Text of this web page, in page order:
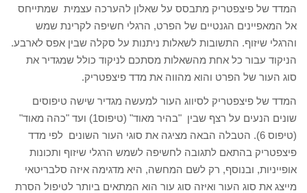
המדד של פיצפטריק מתבסס על שאלון להערכה עצמית שמתייחס
אל המאפיינים הגנטיים של הפרט, הרגלי חשיפה לקרינת שמש
והרגלי שיזוף. התשובות לשאלות ניתנות על סקלה שבין אפס לארבע.
הניקוד עבור כל אחת מהשאלות מסתכם לניקוד כולל שמגדיר את
סוג העור של הפרט והוא מהווה את מדד פיצפטריק.
המדד של פיצפטריק לסיווג העור למעשה מגדיר שישה טיפוסים
שונים הנעים על רצף שבין "בהיר מאוד" (טיפוס1) ועד "כהה מאוד"
(טיפוס 6). הטבלה הבאה מציגה את סוגי העור השונים לפי מדד
פיצפטריק בהתאם לתגובה לחשיפה לשמש הרגלי שיזוף ותכונות
אופייניות, ובנוסף, רק לשם המחשה, היא מדגימה איזה סלבריטאי
מייצג את סוג העור ואיזה סוג עור הוא המתאים ביותר לטיפול הסרת